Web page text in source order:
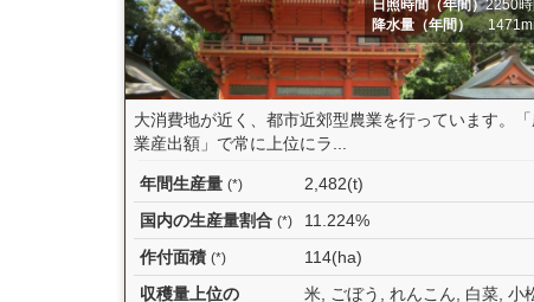
日照時間（年間）2250
降水量（年間）
大消費地が近く、都市近郊型農業を行っています。「
業産出額」で常に上位にラ...
年間生産量 (*)
2,482(t)
国内の生産量割合 (*)
11.224%
作付面積 (*)
114(ha)
収穫量上位の
米, ごぼう, れんこん, 白菜, 小